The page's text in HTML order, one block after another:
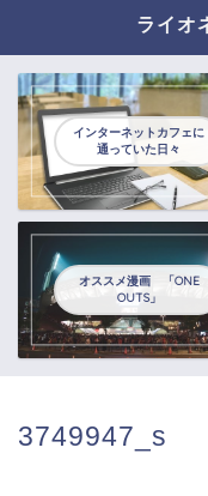
ライオ
インターネットカフェに
通っていた日々
オススメ漫画 「ONE
OUTS」
3749947_s